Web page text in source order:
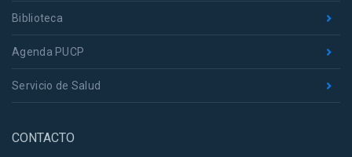
Biblioteca
Agenda PUCP
Servicio de Salud
CONTACTO